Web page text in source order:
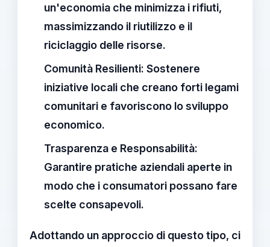
un'economia che minimizza i rifiuti,
massimizzando il riutilizzo e il
riciclaggio delle risorse.
Comunità Resilienti: Sostenere
iniziative locali che creano forti legami
comunitari e favoriscono lo sviluppo
economico.
Trasparenza e Responsabilità:
Garantire pratiche aziendali aperte in
modo che i consumatori possano fare
scelte consapevoli.
Adottando un approccio di questo tipo, ci